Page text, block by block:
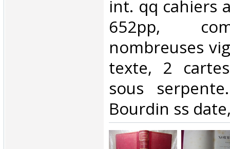
int. qq cahiers
652pp,
nombreuses
texte, 2
sous
Bourdin ss